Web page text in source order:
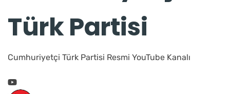
Türk Partisi
Cumhuriyetçi Türk Partisi Resmi YouTube Kanalı